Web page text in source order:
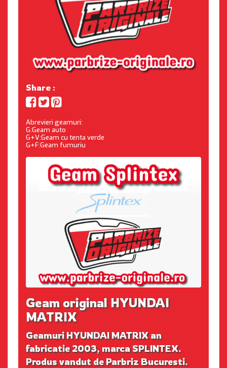
Share :
Abrevieri geamuri:
G:Geam auto
G+V:Geam cu tenta verde
G+F:Geam fumuriu
Geam original HYUNDAI
MATRIX
Geamuri HYUNDAI MATRIX an
fabricatie 2003, marca SPLINTEX.
Produs vandut de Parbriz Bucuresti.